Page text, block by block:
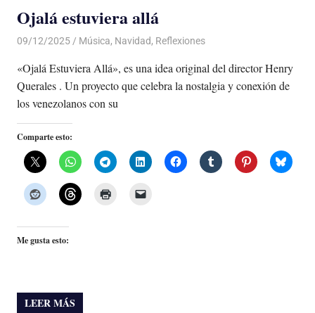
Ojalá estuviera allá
09/12/2025 De todo un Poco
Música, Navidad, Reflexiones
«Ojalá Estuviera Allá», es una idea original del director Henry
Querales . Un proyecto que celebra la nostalgia y conexión de
los venezolanos con su
Comparte esto:
Me gusta esto:
LEER MÁS